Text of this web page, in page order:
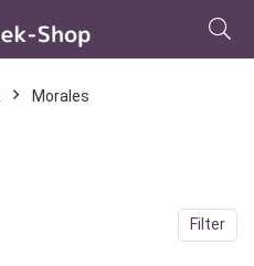
Morales
Filter